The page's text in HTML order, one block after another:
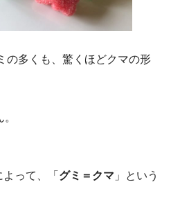
の多くも、驚くほどクマの形
って、「 グミ＝クマ 」という